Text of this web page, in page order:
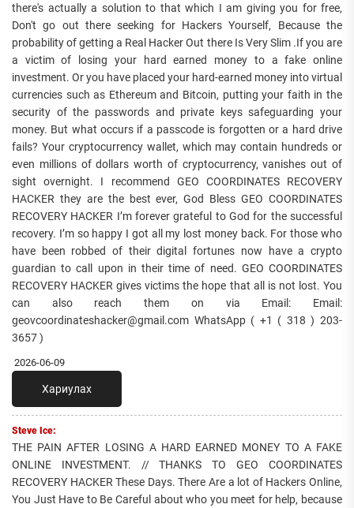
there's actually a solution to that which I am giving you for free,
Don't go out there seeking for Hackers Yourself, Because the
probability of getting a Real Hacker Out there Is Very Slim .If you are
a victim of losing your hard earned money to a fake online
investment. Or you have placed your hard-earned money into virtual
currencies such as Ethereum and Bitcoin, putting your faith in the
security of the passwords and private keys safeguarding your
money. But what occurs if a passcode is forgotten or a hard drive
fails? Your cryptocurrency wallet, which may contain hundreds or
even millions of dollars worth of cryptocurrency, vanishes out of
sight overnight. I recommend GEO COORDINATES RECOVERY
HACKER they are the best ever, God Bless GEO COORDINATES
RECOVERY HACKER I’m forever grateful to God for the successful
recovery. I’m so happy I got all my lost money back. For those who
have been robbed of their digital fortunes now have a crypto
guardian to call upon in their time of need. GEO COORDINATES
RECOVERY HACKER gives victims the hope that all is not lost. You
can also reach them on via Email: Email:
geovcoordinateshacker@gmail.com WhatsApp ( +1 ( 318 ) 203-
3657 )
2026-06-09
Хариулах
Steve Ice:
THE PAIN AFTER LOSING A HARD EARNED MONEY TO A FAKE
ONLINE INVESTMENT. // THANKS TO GEO COORDINATES
RECOVERY HACKER These Days. There Are a lot of Hackers Online,
You Just Have to Be Careful about who you meet for help, because